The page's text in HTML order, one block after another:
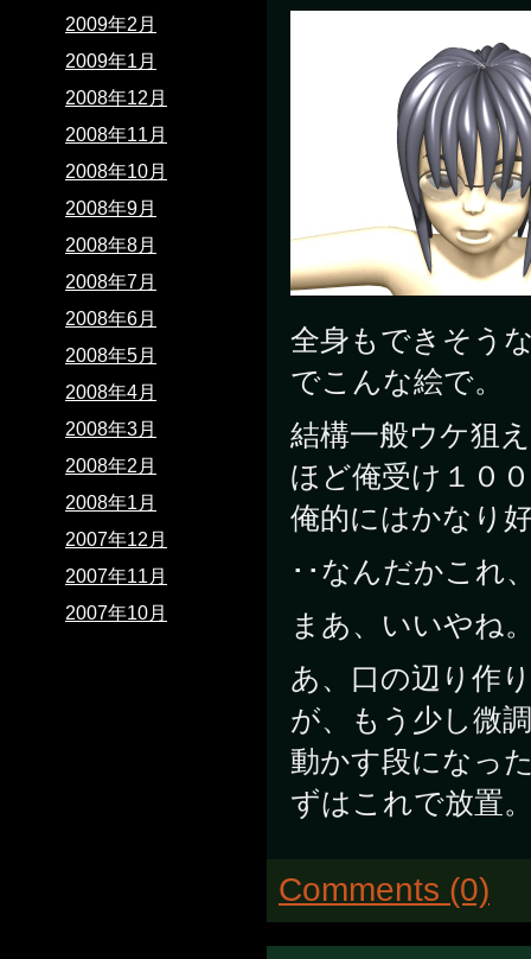
全身もできそう
でこんな絵で。
結構一般ウケ狙
ほど俺受け１０
俺的にはかなり
･･なんだかこれ
まあ、いいやね
あ、口の辺り作
が、もう少し微
動かす段になっ
ずはこれで放置
Comments (0)
2009年2月
2009年1月
2008年12月
2008年11月
2008年10月
2008年9月
2008年8月
2008年7月
2008年6月
2008年5月
2008年4月
2008年3月
2008年2月
2008年1月
2007年12月
2007年11月
2007年10月